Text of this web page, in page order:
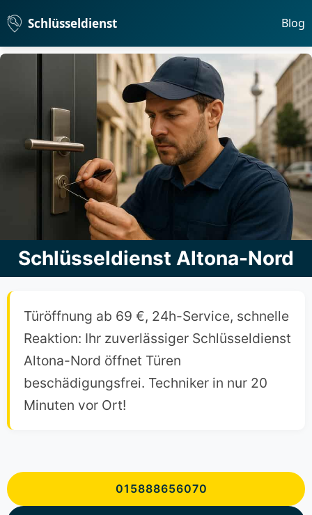
Schlüsseldienst Blog
Schlüsseldienst Altona-Nord
Türöffnung ab 69 €, 24h-Service, schnelle
Reaktion: Ihr zuverlässiger Schlüsseldienst
Altona-Nord öffnet Türen
beschädigungsfrei. Techniker in nur 20
Minuten vor Ort!
015888656070